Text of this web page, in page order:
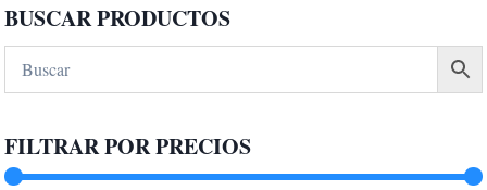
tiene
múltiples
variantes.
opciones
se
BUSCAR PRODUCTOS
FILTRAR POR PRECIOS